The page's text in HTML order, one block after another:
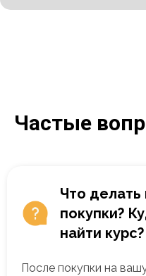
Частые
Что делать
покупки?
найти курс?
После покупки на